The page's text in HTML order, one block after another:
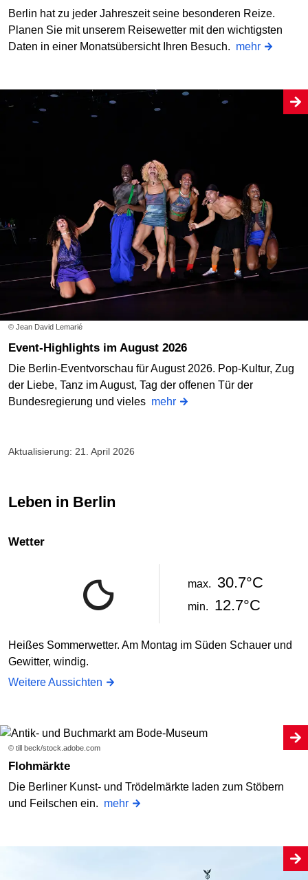
Berlin hat zu jeder Jahreszeit seine besonderen Reize.
Planen Sie mit unserem Reisewetter mit den wichtigsten
Daten in einer Monatsübersicht Ihren Besuch. mehr
© Jean David Lemarié
Event-Highlights im August 2026
Die Berlin-Eventvorschau für August 2026. Pop-Kultur, Zug
der Liebe, Tanz im August, Tag der offenen Tür der
Bundesregierung und vieles mehr
Aktualisierung: 21. April 2026
Leben in Berlin
Wetter
max. 30.7°C
min. 12.7°C
Heißes Sommerwetter. Am Montag im Süden Schauer und
Gewitter, windig.
Weitere Aussichten
© till beck/stock.adobe.com
Flohmärkte
Die Berliner Kunst- und Trödelmärkte laden zum Stöbern
und Feilschen ein. mehr